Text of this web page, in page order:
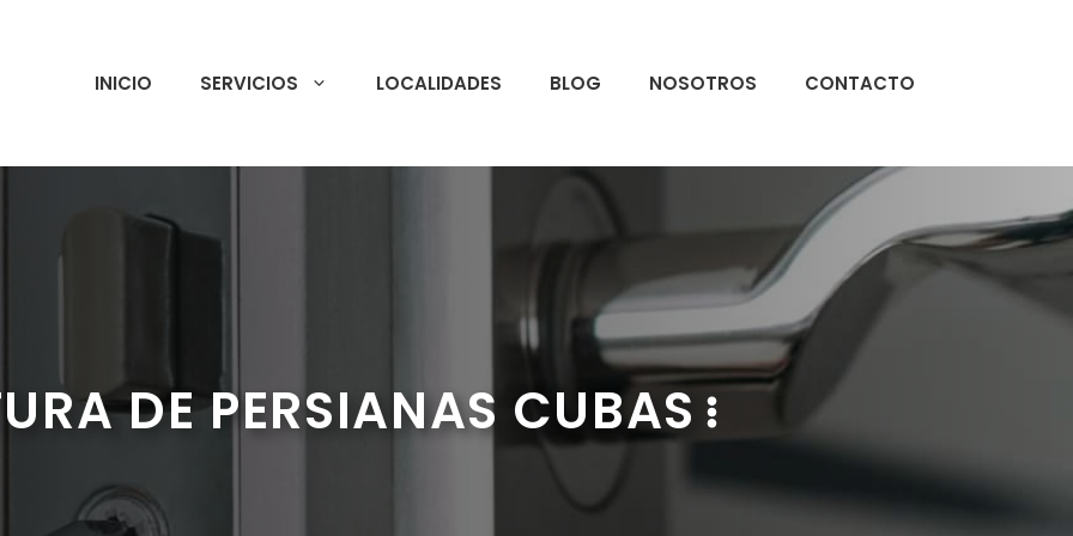
INICIO SERVICIOS LOCALIDADES BLOG NOSOTROS CONTACTO
DE PERSIANAS CUBAS